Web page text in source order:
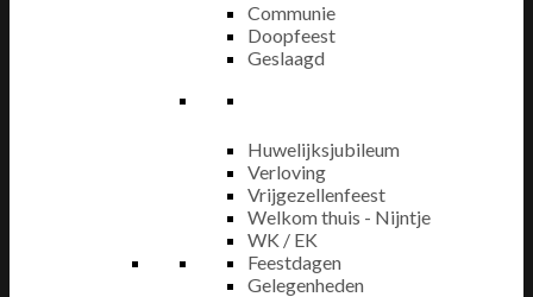
Communie
Doopfeest
Geslaagd
Huwelijksjubileum
Verloving
Vrijgezellenfeest
Welkom thuis - Nijntje
WK / EK
Feestdagen
Gelegenheden